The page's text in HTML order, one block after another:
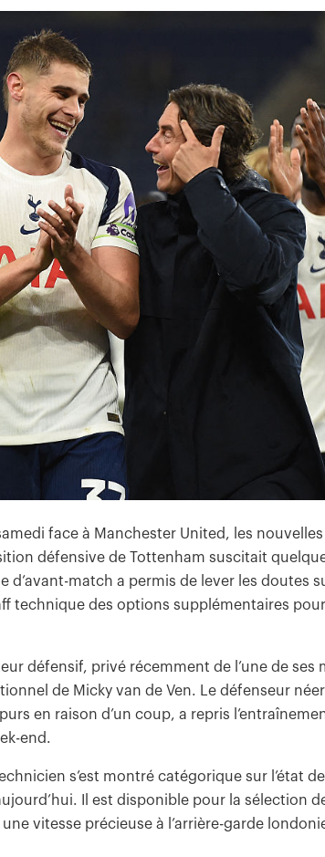
face à Manchester United, les
défensive de Tottenham suscitait
d’avant-match a permis de lever les doutes
technique des options supplémentaires
défensif, privé récemment de l’une de ses
de Micky van de Ven. Le défenseur
en raison d’un coup, a repris
end.
s’est montré catégorique sur l’état
Il est disponible pour la sélection
vitesse précieuse à l’arrière-garde